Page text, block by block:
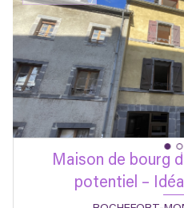
Maison de bourg
potentiel –